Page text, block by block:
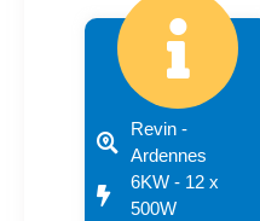
Revin -
Ardennes
6KW - 12 x
500W